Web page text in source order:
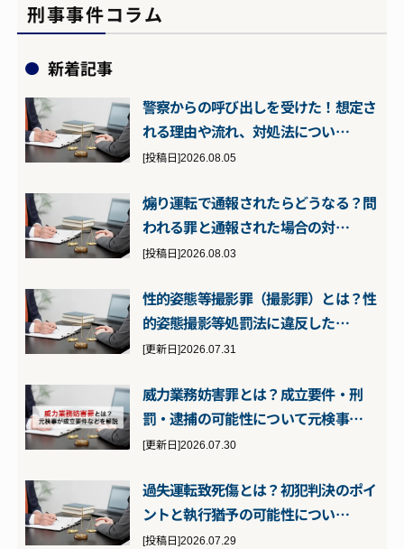
刑事事件コラム
新着記事
警察からの呼び出しを受けた！想定さ
れる理由や流れ、対処法につい…
[投稿日]2026.08.05
煽り運転で通報されたらどうなる？問
われる罪と通報された場合の対…
[投稿日]2026.08.03
性的姿態等撮影罪（撮影罪）とは？性
的姿態撮影等処罰法に違反した…
[更新日]2026.07.31
威力業務妨害罪とは？成立要件・刑
罰・逮捕の可能性について元検事…
[更新日]2026.07.30
過失運転致死傷とは？初犯判決のポイ
ントと執行猶予の可能性につい…
[投稿日]2026.07.29